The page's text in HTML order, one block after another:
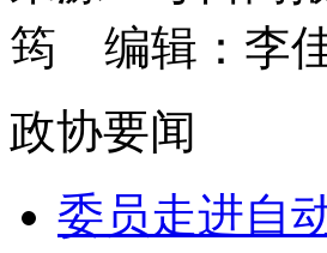
筠 编辑：李
政协要闻
委员走进自